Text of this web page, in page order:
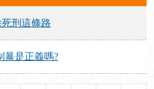
死刑這條路
暴是正義嗎?